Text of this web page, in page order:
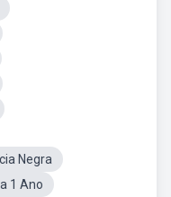
Negra
1 Ano